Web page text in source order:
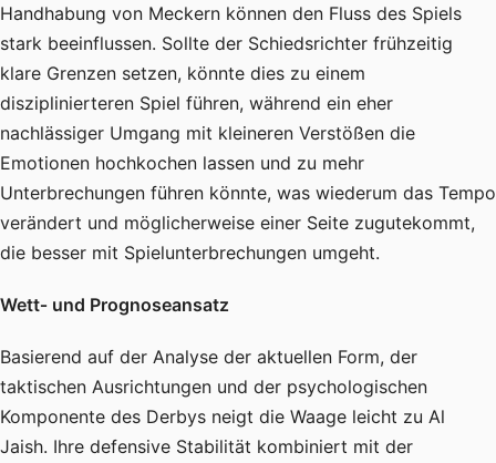
Handhabung von Meckern können den Fluss des Spiels
stark beeinflussen. Sollte der Schiedsrichter frühzeitig
klare Grenzen setzen, könnte dies zu einem
disziplinierteren Spiel führen, während ein eher
nachlässiger Umgang mit kleineren Verstößen die
Emotionen hochkochen lassen und zu mehr
Unterbrechungen führen könnte, was wiederum das Tempo
verändert und möglicherweise einer Seite zugutekommt,
die besser mit Spielunterbrechungen umgeht.
Wett‑ und Prognoseansatz
Basierend auf der Analyse der aktuellen Form, der
taktischen Ausrichtungen und der psychologischen
Komponente des Derbys neigt die Waage leicht zu Al
Jaish. Ihre defensive Stabilität kombiniert mit der